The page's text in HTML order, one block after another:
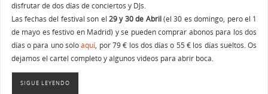
disfrutar de dos días de conciertos y DJs.
Las fechas del festival son el 29 y 30 de Abril(el 30 es domingo, pero el 1
de mayo es festivo en Madrid) y se pueden comprar abonos para los dos
días o para uno soloaquí, por 79 € los dos días o 55 € los días sueltos. Os
dejamos el cartel completo y algunos videos para abrir boca.
SIGUE LEYENDO